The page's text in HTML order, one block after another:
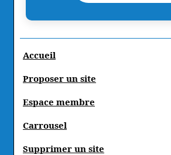
Accueil
Proposer un site
Espace membre
Carrousel
Supprimer un site